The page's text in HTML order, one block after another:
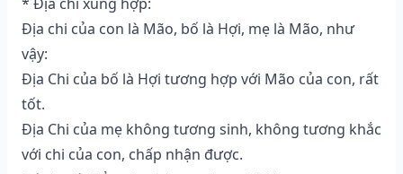
Địa chi của con là Mão, bố là Hợi, mẹ là Mão, như
vậy:
Địa Chi của bố là Hợi tương hợp với Mão của con, rất
tốt.
Địa Chi của mẹ không tương sinh, không tương khắc
với chi của con, chấp nhận được.